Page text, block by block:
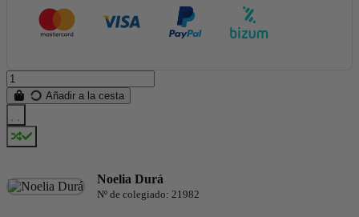
Añadir a la cesta
Noelia Durá
Nº de colegiado: 21982